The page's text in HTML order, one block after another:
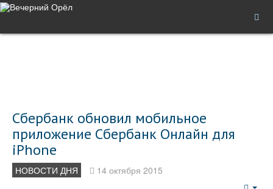
Сбербанк обновил мобильное
приложение Сбербанк Онлайн для
iPhone
НОВОСТИ ДНЯ 14 октября 2015